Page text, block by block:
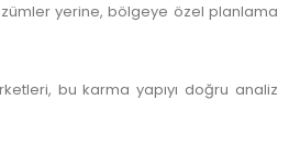
yerine, bölgeye özel planlama
bu karma yapıyı doğru analiz